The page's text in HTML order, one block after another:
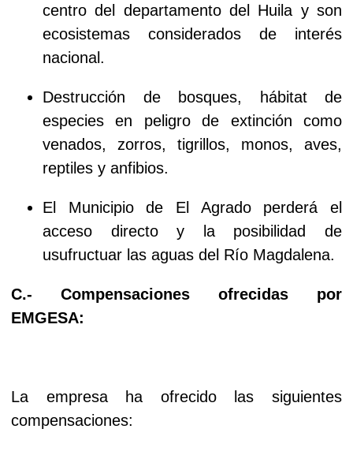
centro del departamento del Huila y son
ecosistemas considerados de interés
nacional.
Destrucción de bosques, hábitat de
especies en peligro de extinción como
venados, zorros, tigrillos, monos, aves,
reptiles y anfibios.
El Municipio de El Agrado perderá el
acceso directo y la posibilidad de
usufructuar las aguas del Río Magdalena.
C.- Compensaciones ofrecidas por
EMGESA:
La empresa ha ofrecido las siguientes
compensaciones: